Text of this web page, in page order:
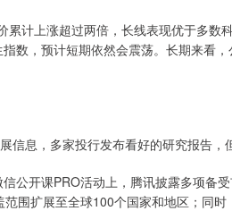
累计上涨超过两倍，长线表现优于多数
数，预计短期依然会震荡。长期来看
信息，多家投行发布看好的研究报告，
公开课PRO活动上，腾讯披露多项备
围扩展至全球100个国家和地区；同